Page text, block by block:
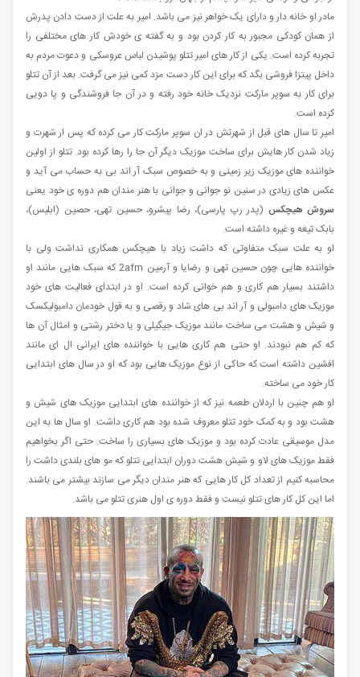
مادر او خانه دار و دارای یک خواهر نیز می باشد. امیر به علت از دست دادن پدرش
از همان کودکی مجبور به کار کردن بود و به گفته ی خودش کار های مختلفی را
تجربه کرده است. یکی از کار های امیر تتلو پوشیدن لباس عروسکی و دعوت مردم به
داخل پیتزا فروشی بگد که برای این کار دست مزد کمی نیز می گرفت. بعد از آن تتلو
برای کار به سوپر مارکت نزدیک خانه خود رفته و در آن جا فروشندگی و پا دویی
کرده است.
امیر تا سال های قبل از شهرتش در ان سوپر مارکت کار می کرده که پس ار شهرت و
زیاد شدن کار هایش برای ساخت موزیک دیگر آن جا را رها کرده بود. تتلو از اولین
خواننده های موزیک زیر زمینی و به خصوص سبک آر اند بی به حساب می آید و
عکس های زیادی در سنین نو جوانی و جوانی با هنر مندان هم دوره ی خود یعنی
سروش هیچکس (پدر رپ پارسی)، رضا پیشرو، حسین تهی، حصین (ابلیس)،
بابک تیغه و غیره داشته است.
او به علت سبک متفاوتی که داشت زیاد با هیچکس همکاری نداشت ولی با
خواننده هایی چون حسین تهی و رضایا و آرمین 2afm که سبک هایی مانند او
داشتند بسیار هم کاری و هم خوانی کرده است. او در ابتدای فعالیت های خود
موزیک های دامبولی و آر اند بی های شاد و رقصی و به قول خودمان دامبولیکسک
و شیش و هشت می ساخت مانند موزیک جیگیلی و یا دختر رشتی و امثال آن ها
که کم هم نبودند. او حتی هم کاری هایی با خواننده های ایرانی ال ای مانند
افشین داشته است که حاکی از نوع موزیک هایی بود که او در سال های ابتدایی
کار خود می ساخته.
او هم چنین با اردلان طعمه نیز که از خواننده های ابتدایی موزیک های شیش و
هشت بود و به کمک خود تتلو معروف شده بود هم کاری داشت. او سال ها به این
مدل موسیقی عادت کرده بود و موزیک های بسیاری را ساخت. حتی اگر بخواهیم
فقط موزیک های لاو و شیش هشت دوران ابتدایی تتلو که مو های بلندی داشت را
محاسبه کنیم از تعداد کل کار هایی که هنر مندان دیگر می سازند بیشتر می باشند.
اما این کل کار های تتلو نیست و فقط دوره ی اول هنری تتلو می باشد.